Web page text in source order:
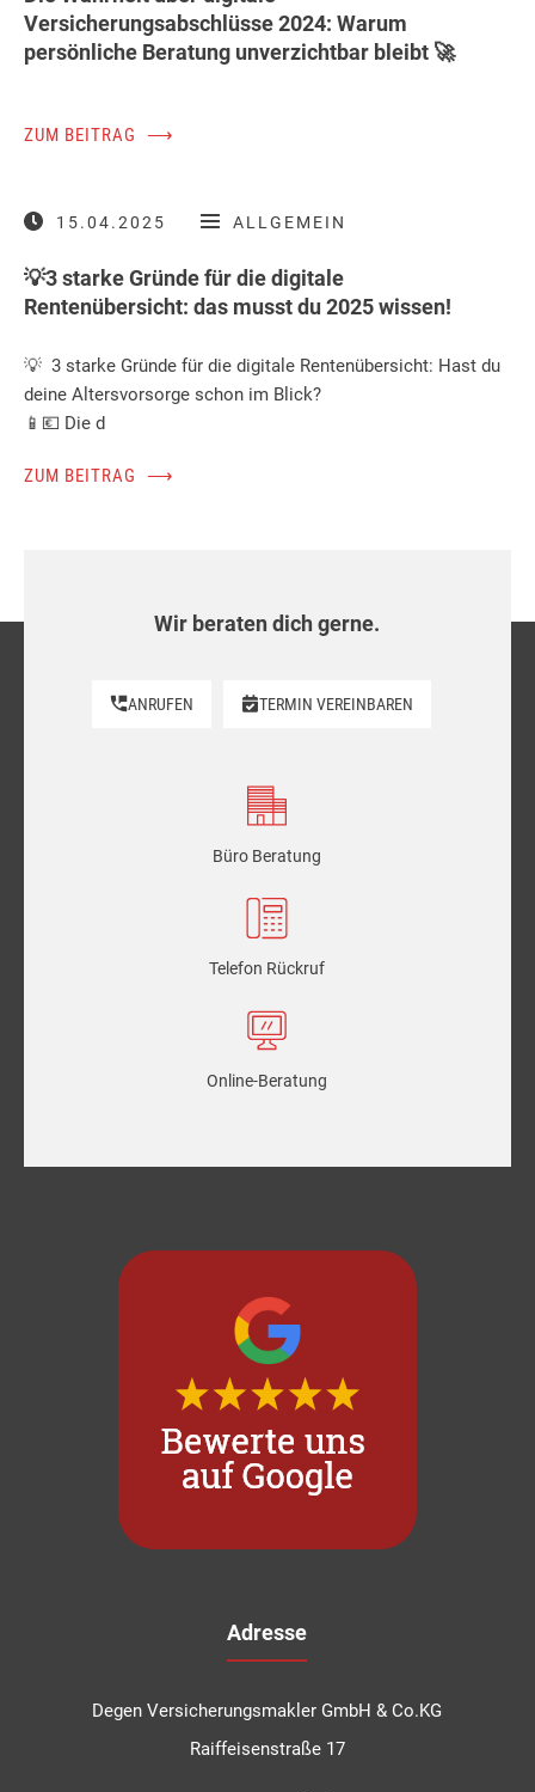
Versicherungsabschlüsse 2024: Warum
persönliche Beratung unverzichtbar bleibt 🚀
ZUM BEITRAG ⟶
15.04.2025 ALLGEMEIN
💡3 starke Gründe für die digitale
Rentenübersicht: das musst du 2025 wissen!
💡 3 starke Gründe für die digitale Rentenübersicht: Hast du
deine Altersvorsorge schon im Blick?
📱💶 Die d
ZUM BEITRAG ⟶
Wir beraten dich gerne.
ANRUFEN TERMIN VEREINBAREN
Büro Beratung
Telefon Rückruf
Online-Beratung
Adresse
Degen Versicherungsmakler GmbH & Co.KG
Raiffeisenstraße 17